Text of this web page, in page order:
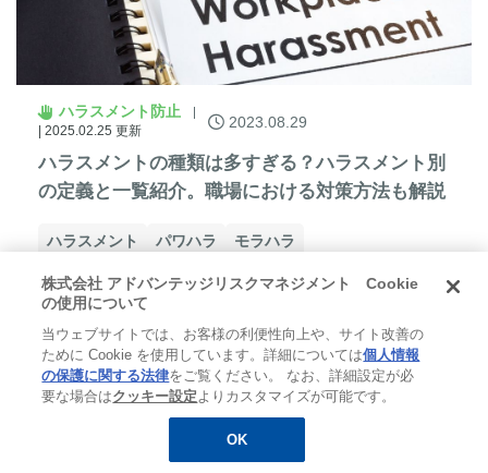
ハラスメント防止
| 2025.02.25 更新
2023.08.29
ハラスメントの種類は多すぎる？ハラスメント別
の定義と一覧紹介。職場における対策方法も解説
ハラスメント パワハラ モラハラ
株式会社 アドバンテッジリスクマネジメント Cookie
の使用について
当ウェブサイトでは、お客様の利便性向上や、サイト改善の
ために Cookie を使用しています。詳細については個人情報
の保護に関する法律をご覧ください。 なお、詳細設定が必
要な場合はクッキー設定よりカスタマイズが可能です。
OK